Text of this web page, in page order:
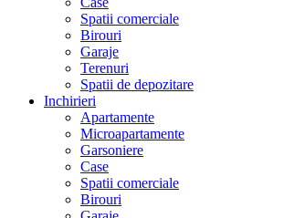
Spatii comerciale
Birouri
Garaje
Terenuri
Spatii de depozitare
Inchirieri
Apartamente
Microapartamente
Garsoniere
Case
Spatii comerciale
Birouri